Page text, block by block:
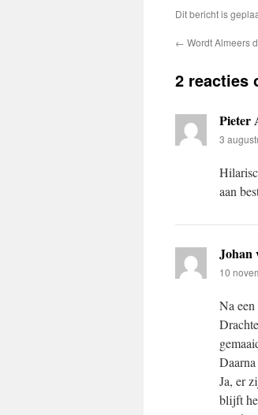
Dit bericht is
← Wordt Almeers
2 reacties
Pieter
3
aan
Johan
10
Na
Ja, er
blijft